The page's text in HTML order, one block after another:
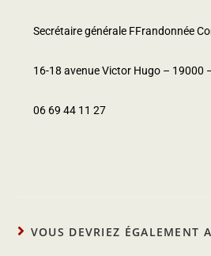
Secrétaire générale FFrandonnée
16-18 avenue Victor Hugo – 19000
06 69 44 11 27
VOUS DEVRIEZ ÉGALEMENT